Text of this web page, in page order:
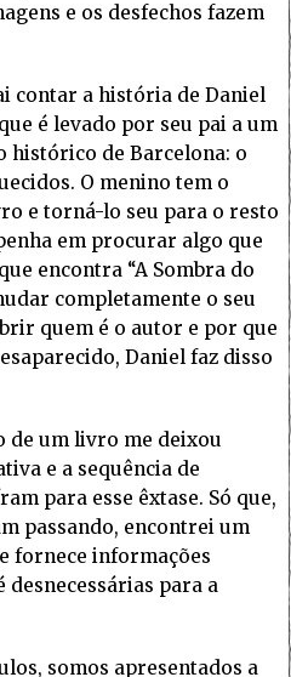
e os desfechos fazem
contar a história de Daniel
é levado por seu pai a um
histórico de Barcelona: o
O menino tem o
e torná-lo seu para o resto
em procurar algo que
encontra “A Sombra do
completamente o seu
quem é o autor e por que
Daniel faz disso
de um livro me deixou
e a sequência de
para esse êxtase. Só que,
passando, encontrei um
fornece informações
desnecessárias para a
somos apresentados a